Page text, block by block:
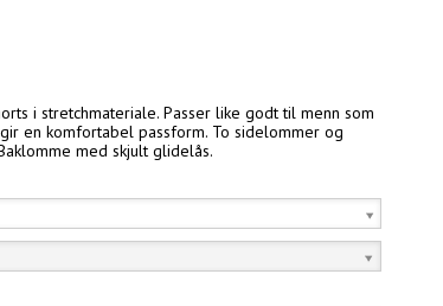
i stretchmateriale. Passer like godt til menn som
en komfortabel passform. To sidelommer og
med skjult glidelås.